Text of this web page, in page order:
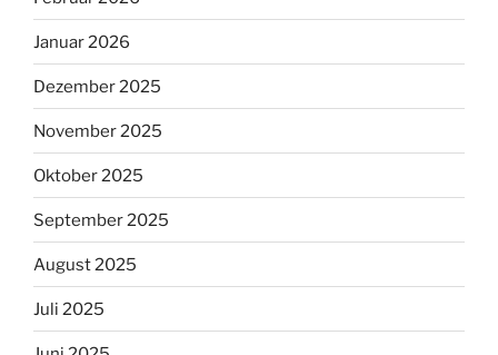
Januar 2026
Dezember 2025
November 2025
Oktober 2025
September 2025
August 2025
Juli 2025